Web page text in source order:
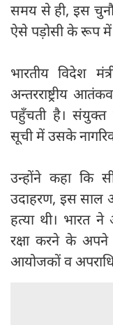
समय से ही, इस
ऐसे पड़ोसी के रूप में
भारतीय विदेश
अन्तरराष्ट्रीय
पहुँचती है। संयुक्त
सूची में उसके
उन्होंने कहा कि
उदाहरण, इस साल
हत्या थी। भारत
रक्षा करने के
आयोजकों व